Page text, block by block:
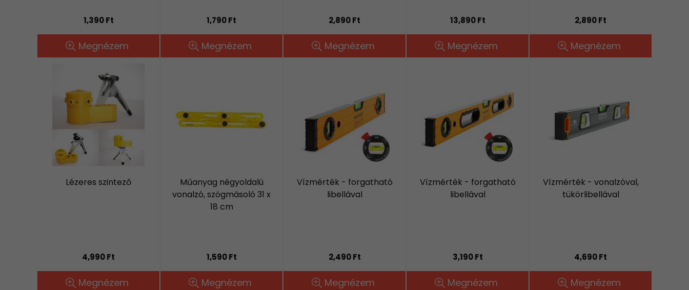
1,390 Ft
Megnézem
1,790 Ft
Megnézem
2,890 Ft
Megnézem
13,890 Ft
Megnézem
2,890 Ft
Megnézem
Lézeres szintező
4,990 Ft
Megnézem
Műanyag négyoldalú
vonalzó, szögmásoló 31 x
18 cm
1,590 Ft
Megnézem
Vízmérték - forgatható
libellával
2,490 Ft
Megnézem
Vízmérték - forgatható
libellával
3,190 Ft
Megnézem
Vízmérték - vonalzóval,
tükörlibellával
4,690 Ft
Megnézem